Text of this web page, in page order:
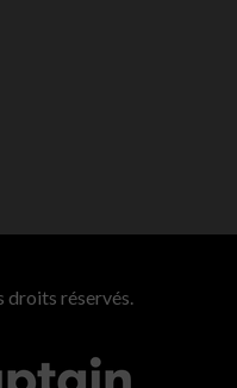
droits réservés.